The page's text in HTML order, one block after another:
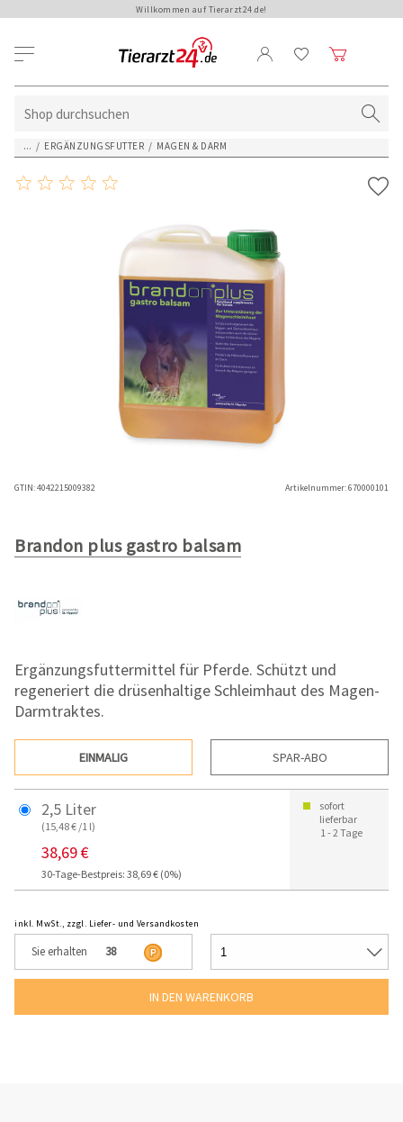
Willkommen auf Tierarzt24.de!
... / ERGÄNZUNGSFUTTER / MAGEN & DARM
GTIN:4042215009382 Artikelnummer:670000101
Brandon plus gastro balsam
Ergänzungsfuttermittel für Pferde. Schützt und
regeneriert die drüsenhaltige Schleimhaut des Magen-
Darmtraktes.
EINMALIG SPAR-ABO
2,5 Liter
(15,48 € /1 l)
38,69 €
30-Tage-Bestpreis: 38,69 € (0%)
sofort
lieferbar
1 - 2 Tage
inkl. MwSt., zzgl. Liefer- und Versandkosten
Sie erhalten 38